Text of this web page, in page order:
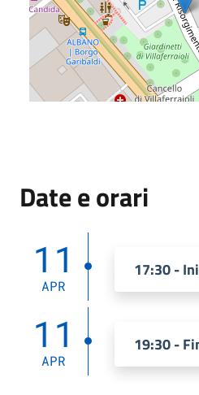
Date e orari
11
APR
17:30 -
11
APR
19:30 -